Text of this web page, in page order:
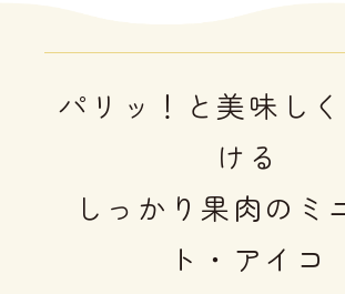
パリッ！と美味し
ける
しっかり果肉のミ
ト・アイコ